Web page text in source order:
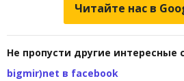
Читайте нас в
Не пропусти другие интересные
bigmir)net в facebook